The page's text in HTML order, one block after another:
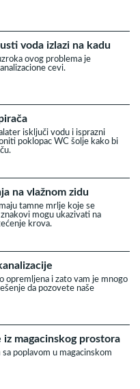
voda izlazi na kadu
ovog problema je
cevi.
isključi vodu i isprazni
poklopac WC šolje kako bi
na vlažnom zidu
tamne mrlje koje se
mogu ukazivati na
krova.
opremljena i zato vam je mnogo
da pozovete naše
iz magacinskog prostora
poplavom u magacinskom